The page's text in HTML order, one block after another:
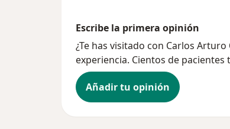
Escribe la primera opinión
¿Te has visitado con Carlos
experiencia. Cientos de pacientes
Añadir tu opinión